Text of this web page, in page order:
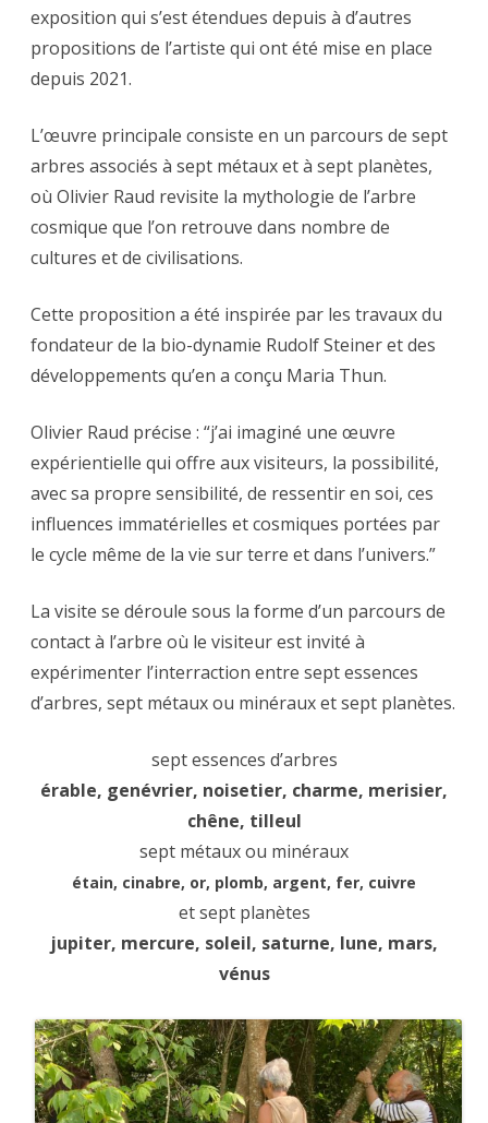
exposition qui s’est étendues depuis à d’autres
propositions de l’artiste qui ont été mise en place
depuis 2021.
L’œuvre principale consiste en un parcours de sept
arbres associés à sept métaux et à sept planètes,
où Olivier Raud revisite la mythologie de l’arbre
cosmique que l’on retrouve dans nombre de
cultures et de civilisations.
Cette proposition a été inspirée par les travaux du
fondateur de la bio-dynamie Rudolf Steiner et des
développements qu’en a conçu Maria Thun.
Olivier Raud précise : “j’ai imaginé une œuvre
expérientielle qui offre aux visiteurs, la possibilité,
avec sa propre sensibilité, de ressentir en soi, ces
influences immatérielles et cosmiques portées par
le cycle même de la vie sur terre et dans l’univers.”
La visite se déroule sous la forme d’un parcours de
contact à l’arbre où le visiteur est invité à
expérimenter l’interraction entre sept essences
d’arbres, sept métaux ou minéraux et sept planètes.
sept essences d’arbres
érable, genévrier, noisetier, charme, merisier,
chêne, tilleul
sept métaux ou minéraux
étain, cinabre, or, plomb, argent, fer, cuivre
et sept planètes
jupiter, mercure, soleil, saturne, lune, mars,
vénus